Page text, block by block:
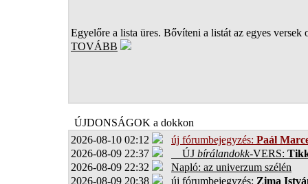
Egyelőre a lista üres. Bővíteni a listát az egyes versek
TOVÁBB
ÚJDONSÁGOK a dokkon
2026-08-10 02:12
új fórumbejegyzés: Paál
2026-08-09 22:37
ÚJ bírálandokk-VERS:
2026-08-09 22:32
Napló: az univerzum szélén
2026-08-09 20:38
új fórumbejegyzés: Zima